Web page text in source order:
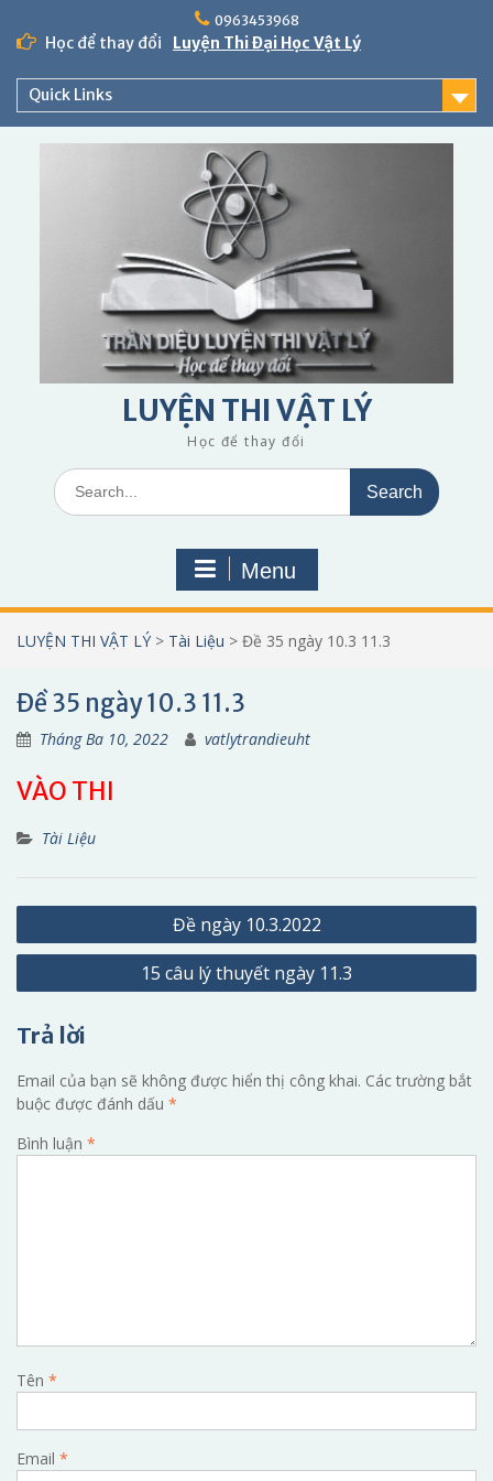
content
0963453968
Học để thay đổi Luyện Thi Đại Học Vật Lý
Quick Links
LUYỆN THI VẬT LÝ
Học để thay đổi
Search
for:
Menu
LUYỆN THI VẬT LÝ > Tài Liệu > Đề 35 ngày 10.3 11.3
Đề 35 ngày 10.3 11.3
Tháng Ba 10, 2022 vatlytrandieuht
VÀO THI
Tài Liệu
Điều
hướng
Đề ngày 10.3.2022
15 câu lý thuyết ngày 11.3
Trả lời
Email của bạn sẽ không được hiển thị công khai. Các trường bắt
buộc được đánh dấu *
Bình luận *
Tên *
Email *